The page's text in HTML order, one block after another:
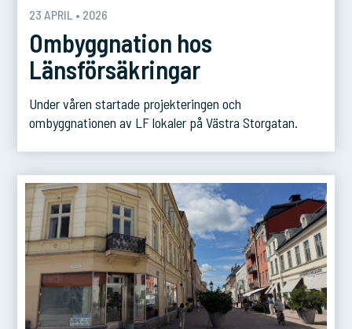
23 APRIL • 2026
Ombyggnation hos
Länsförsäkringar
Under våren startade projekteringen och
ombyggnationen av LF lokaler på Västra Storgatan.